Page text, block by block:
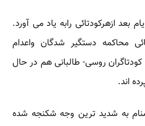
بعد ازهرکودتائی رابه یاد می آورد.
محاکمه دستگیر شدگان واعدام
روسی- طالبانی هم در حال
اند.
به شدید ترین وجه شکنجه شده